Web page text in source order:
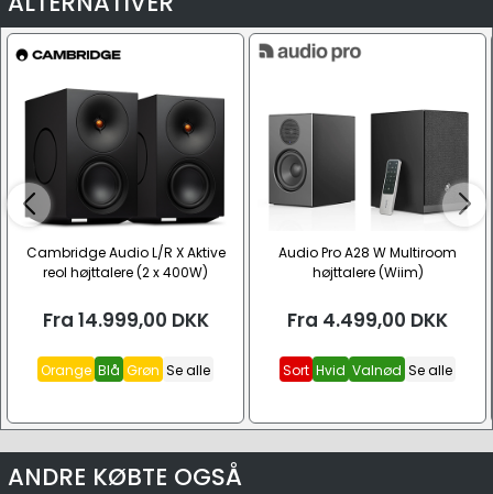
Cambridge Audio L/R X Aktive
reol højttalere (2 x 400W)
Fra 14.999,00 DKK
Orange Blå Grøn Se alle
Audio Pro A28 W Multiroom
højttalere (Wiim)
Fra 4.499,00 DKK
Sort Hvid Valnød Se alle
ANDRE KØBTE OGSÅ